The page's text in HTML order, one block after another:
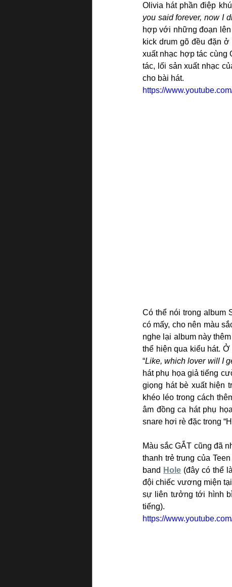
Olivia hát phần điệp
you said forever, now I
hợp với những đoạn
kick drum gõ đều đặn
xuất nhạc hợp tác cùng
tác, lối sản xuất nhạc
cho bài hát.
https://
Có thể nói trong album
có mấy, cho nên màu
nghe lại album này
thể hiện qua kiểu hát.
“Like, which lover will I
hát phụ họa giả tiếng
giọng hát bè xuất hiện
khéo léo trong cách
âm đồng ca hát phụ
snare hơi rè đặc trong
Màu sắc GẮT cũng đã
thanh trẻ trung của
band Hole (đây có thể
đội chiếc vương miện
sự liên tưởng tới hình
tiếng).
https://